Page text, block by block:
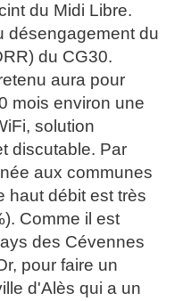
du Midi Libre.
désengagement du
du CG30.
aura pour
mois environ une
solution
discutable. Par
aux communes
haut débit est très
Comme il est
des Cévennes
pour faire un
d'Alès qui a un